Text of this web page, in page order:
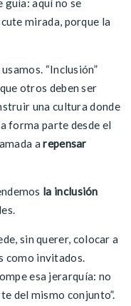
guía: aquí no se
mirada, porque la
“Inclusión”
otros deben ser
una cultura donde
forma parte desde el
arepensar
la inclusión
sin querer, colocar a
como invitados.
esa jerarquía: no
del mismo conjunto”.